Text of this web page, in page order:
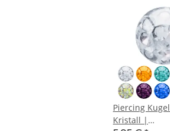
Piercing
Kristall |